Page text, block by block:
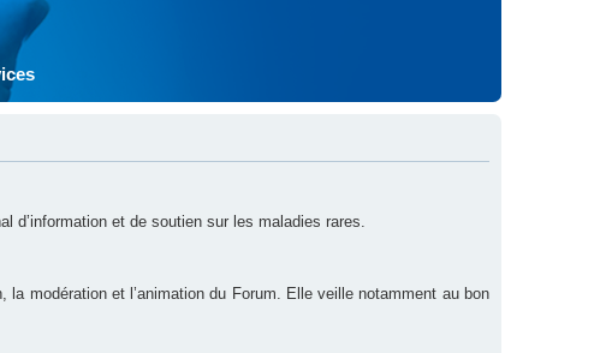
d’information et de soutien sur les maladies rares.
la modération et l’animation du Forum. Elle veille notamment au bon